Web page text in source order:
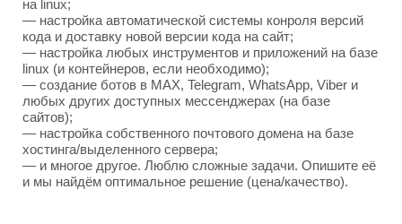
на linux;
— настройка автоматической системы конроля версий
кода и доставку новой версии кода на сайт;
— настройка любых инструментов и приложений на базе
linux (и контейнеров, если необходимо);
— создание ботов в MAX, Telegram, WhatsApp, Viber и
любых других доступных мессенджерах (на базе
сайтов);
— настройка собственного почтового домена на базе
хостинга/выделенного сервера;
— и многое другое. Люблю сложные задачи. Опишите её
и мы найдём оптимальное решение (цена/качество).